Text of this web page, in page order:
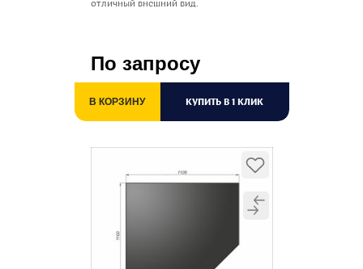
отличный внешний вид.
По запросу
В КОРЗИНУ КУПИТЬ В 1 КЛИК